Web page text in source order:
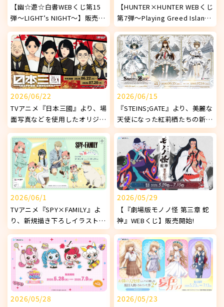
【幽☆遊☆白書WEBくじ第15
弾～LIGHT’s NIGHT～】販売開
始!
【HUNTER×HUNTER WEBくじ
第7弾～Playing Greed Island!
～】販売開始！
2026/06/22
TVアニメ『日本三國』より、場
面写真などを使用したオリジナ
ルグッズが発売決定！
2026/06/15
『STEINS;GATE』より、美麗な
天使になった紅莉栖たちの新オ
リジナルグッズが発売決定！
2026/06/1
TVアニメ『SPY×FAMILY』よ
り、新規描き下ろしイラストを
使用したオリジナルグッズが発
売決定！
2026/05/29
【『劇場版モノノ怪 第三章 蛇
神』WEBくじ】販売開始!
2026/05/28 2026/05/23